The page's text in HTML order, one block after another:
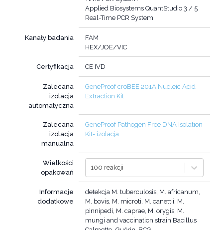
Applied Biosystems QuantStudio 3 / 5
Real-Time PCR System
Kanały badania
FAM
HEX/JOE/VIC
Certyfikacja CE IVD
Zalecana
izolacja
automatyczna
GeneProof croBEE 201A Nucleic Acid
Extraction Kit
Zalecana
izolacja
manualna
GeneProof Pathogen Free DNA Isolation
Kit- izolacja
Wielkości
opakowań
100 reakcji
Informacje
dodatkowe
detekcja M. tuberculosis, M. africanum,
M. bovis, M. microti, M. canettii, M.
pinnipedi, M. caprae, M. orygis, M.
mungi and vaccination strain Bacillus